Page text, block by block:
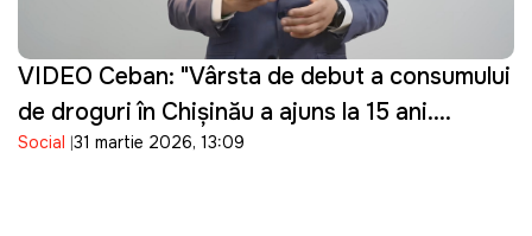
VIDEO Ceban: "Vârsta de debut a consumului
de droguri în Chișinău a ajuns la 15 ani.
Guvernarea cu ce se ocupă?"
Social 31 martie 2026, 13:09